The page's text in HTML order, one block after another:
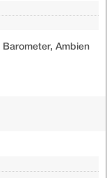
Barometer, Ambien